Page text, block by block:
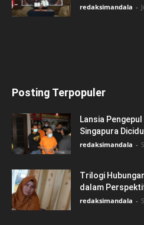
redaksimandala -
Posting Terpopuler
Lansia
Singapura
redaksimandala -
Trilogi
dalam
redaksimandala -